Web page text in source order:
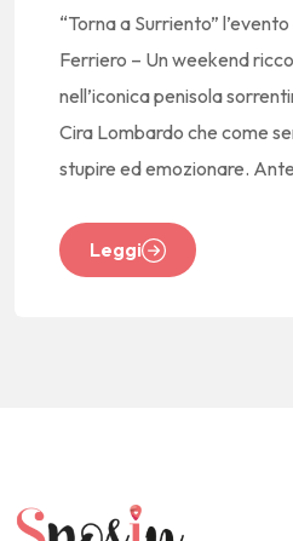
“Torna a Surriento”
Ferriero – Un weekend
nell’iconica penisola
Cira Lombardo che come
stupire ed emozionare.
Leggi